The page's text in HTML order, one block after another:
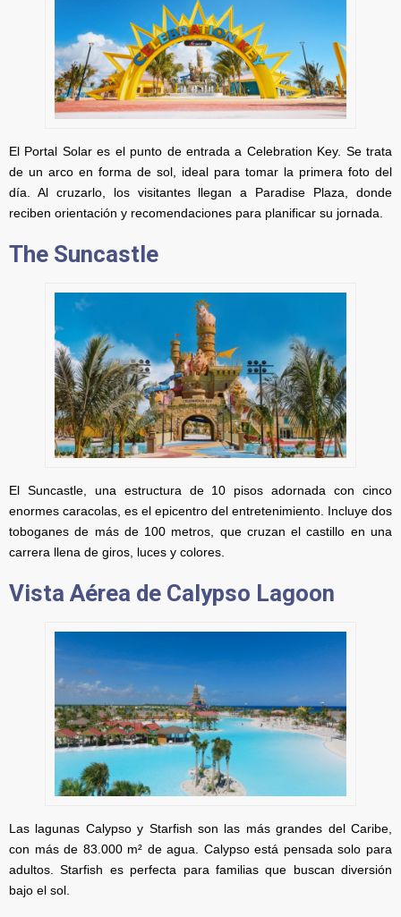
El Portal Solar es el punto de entrada a Celebration Key. Se trata
de un arco en forma de sol, ideal para tomar la primera foto del
día. Al cruzarlo, los visitantes llegan a Paradise Plaza, donde
reciben orientación y recomendaciones para planificar su jornada.
The Suncastle
El Suncastle, una estructura de 10 pisos adornada con cinco
enormes caracolas, es el epicentro del entretenimiento. Incluye dos
toboganes de más de 100 metros, que cruzan el castillo en una
carrera llena de giros, luces y colores.
Vista Aérea de Calypso Lagoon
Las lagunas Calypso y Starfish son las más grandes del Caribe,
con más de 83.000 m² de agua. Calypso está pensada solo para
adultos. Starfish es perfecta para familias que buscan diversión
bajo el sol.